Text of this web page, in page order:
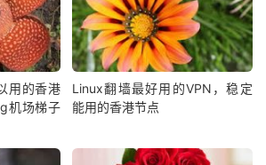
用的香港
机场梯子
Linux翻墙最好用的VPN，稳定
能用的香港节点